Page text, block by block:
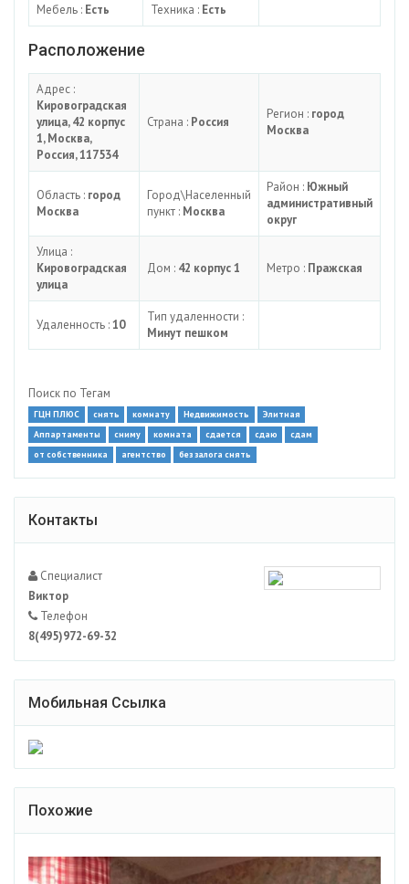
Мебель : Есть Техника : Есть
Расположение
Адрес :
Кировоградская
улица, 42 корпус
1, Москва,
Россия, 117534
Страна : Россия
Регион : город
Москва
Область : город
Москва
Город\Населенный
пункт : Москва
Район : Южный
административный
округ
Улица :
Кировоградская
улица
Дом : 42 корпус 1 Метро : Пражская
Удаленность :10
Тип удаленности :
Минут пешком
Поиск по Тегам
ГЦН ПЛЮС снять комнату Недвижимость
Элитная
Аппартаменты
сниму комната сдается сдаю
сдам
от собственника
агентство без залога снять
Контакты
Специалист
Виктор
Телефон
8(495)972-69-32
Мобильная Ссылка
Похожие